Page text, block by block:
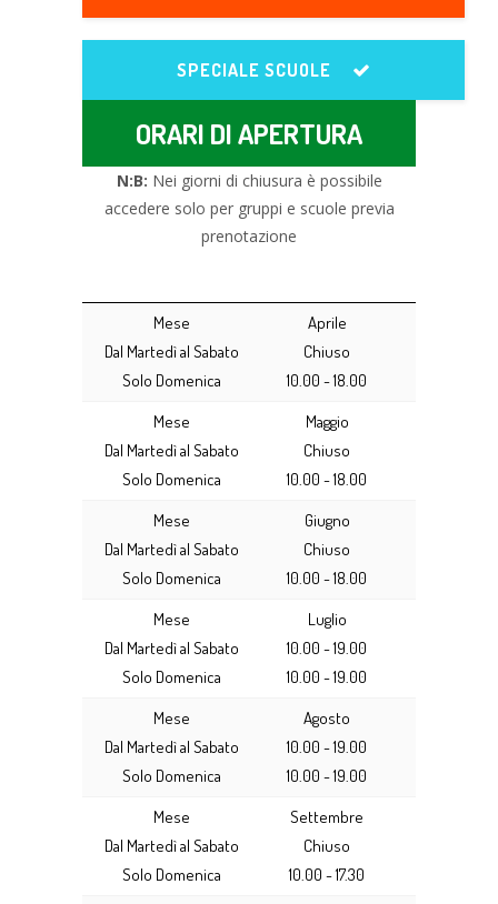
SPECIALE SCUOLE
ORARI DI APERTURA
N:B: Nei giorni di chiusura è possibile
accedere solo per gruppi e scuole previa
prenotazione
Mese
Aprile
Dal Martedì al Sabato
Chiuso
Solo Domenica
10.00 - 18.00
Mese
Maggio
Dal Martedì al Sabato
Chiuso
Solo Domenica
10.00 - 18.00
Mese
Giugno
Dal Martedì al Sabato
Chiuso
Solo Domenica
10.00 - 18.00
Mese
Luglio
Dal Martedì al Sabato
10.00 - 19.00
Solo Domenica
10.00 - 19.00
Mese
Agosto
Dal Martedì al Sabato
10.00 - 19.00
Solo Domenica
10.00 - 19.00
Mese
Settembre
Dal Martedì al Sabato
Chiuso
Solo Domenica
10.00 - 17.30